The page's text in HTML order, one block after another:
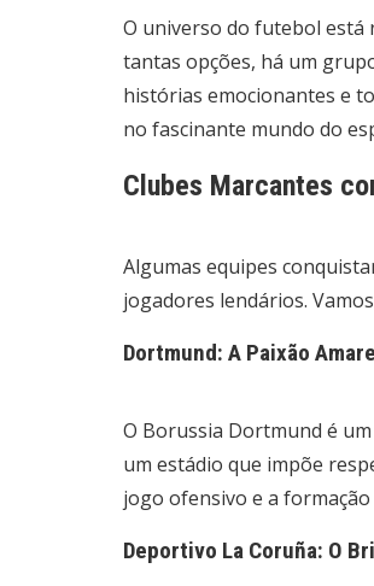
O universo do futebol está
tantas opções, há um
histórias emocionantes e
no fascinante mundo do
Clubes Marcantes
Algumas equipes
jogadores lendários.
Dortmund: A Paixão
O Borussia Dortmund é
um estádio que impõe
jogo ofensivo e a
Deportivo La Coruña: O